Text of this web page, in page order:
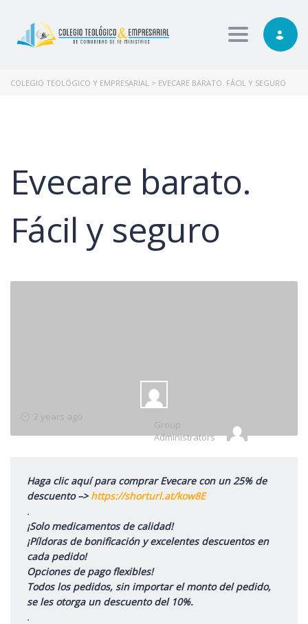
Toggle
COLEGIO TEOLÓGICO Y EMPRESARIAL > EVECARE BARATO. FÁCIL Y SEGURO
Evecare barato.
Fácil y seguro
2 years ago
Group
Leadership
Group
Administrators
Haga clic aquí para comprar Evecare con un 25% de
descuento –> https://shorturl.at/kow8E
.
¡Solo medicamentos de calidad!
¡Píldoras de bonificación y excelentes descuentos en
cada pedido!
Opciones de pago flexibles!
Todos los pedidos, sin importar el monto del pedido,
se les otorga un descuento del 10%.
.